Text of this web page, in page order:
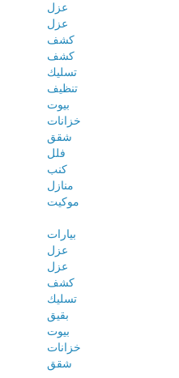
عزل
عزل
كشف
كشف
تسليك
تنظيف
بيوت
خزانات
شقق
فلل
كنب
منازل
موكيت
بيارات
عزل
عزل
كشف
تسليك
بقيق
بيوت
خزانات
شقق